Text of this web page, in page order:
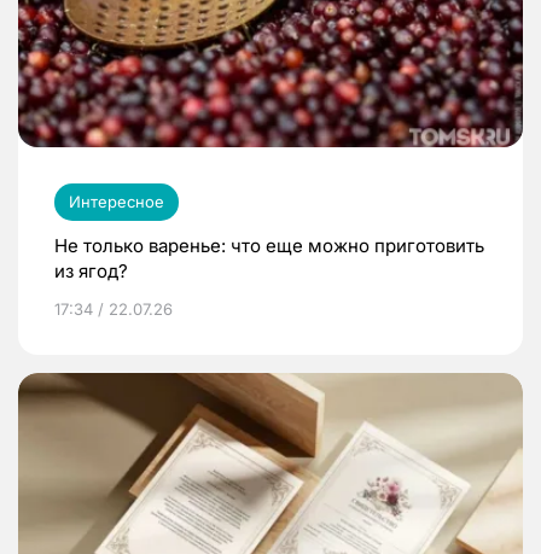
Интересное
Не только варенье: что еще можно приготовить
из ягод?
17:34 / 22.07.26